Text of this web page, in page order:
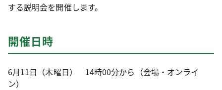
する説明会を開催します。
開催日時
6月11日（木曜日） 14時00分から（会場・オンライ
ン）